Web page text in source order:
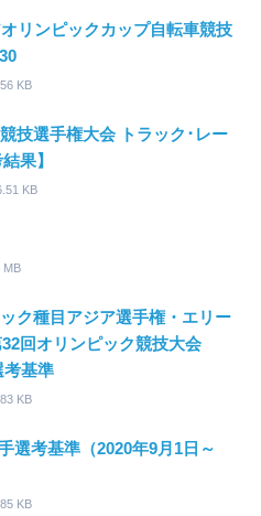
リンピックカップ自転車競技
KB
技選手権大会 トラック･レー
果】
KB
ク種目アジア選手権・エリー
回オリンピック競技大会
考基準
KB
選考基準（2020年9月1日～
KB